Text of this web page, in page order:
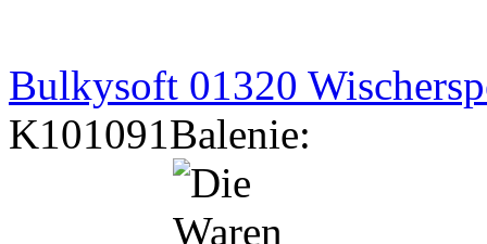
Bulkysoft 01320
K101091Balenie: